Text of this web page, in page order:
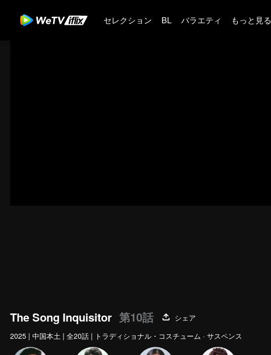
セレクション BL バラエティ もっと見る
The Song Inquisitor 第10話
シェア
2025 | 中国本土 | 全20話 | トラディショナル・コスチューム · サスペンス